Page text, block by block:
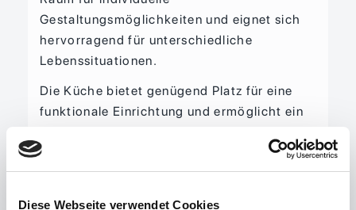
Diese Webseite verwendet Cookies
Gestaltungsmöglichkeiten und eignet sich
hervorragend für unterschiedliche
Lebenssituationen.
Die Küche bietet genügend Platz für eine
funktionale Einrichtung und ermöglicht ein
Badezimmer genutzt werden kann. Diese